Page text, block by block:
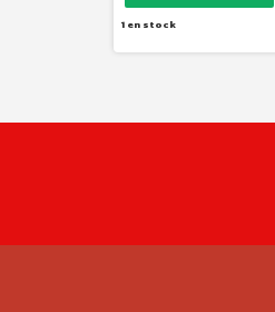
1en stock